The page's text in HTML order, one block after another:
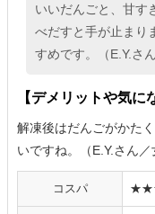
いいだんごと、甘す
べだすと手が止まり
すめです。（E.Y.さ
【デメリットや気に
解凍後はだんごがかた
いですね。（E.Y.さん／
コスパ